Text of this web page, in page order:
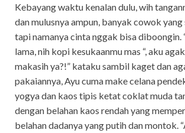
Kebayang waktu kenalan dulu, wih
dan mulusnya ampun, banyak cowok yang
tapi namanya cinta nggak bisa diboongin.
lama, nih kopi kesukaanmu mas “, aku
makasih ya?!” kataku sambil kaget dan
pakaiannya, Ayu cuma make celana
yogya dan kaos tipis ketat coklat muda
dengan belahan kaos rendah yang
belahan dadanya yang putih dan montok.